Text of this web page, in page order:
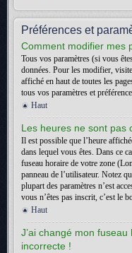
Préférences et
Comment modifier mes
Tous vos paramètres (si vous
données. Pour les modifier,
affiché en haut de toutes les
tous vos paramètres et
Haut
Les heures ne sont pas
Il est possible que l’heure
dans lequel vous êtes. Dans ce
fuseau horaire de votre zone
panneau de l’utilisateur. Notez
plupart des paramètres n’est
vous n’êtes pas inscrit, c’est le
Haut
J’ai changé mon
incorrecte !